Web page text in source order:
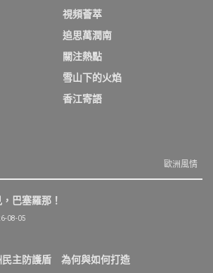
視頻薈萃
追思萬潤南
關注熱點
雪山下的火焰
香江寄語
歐洲風情
巴塞羅那！
08-05
民主防護盾 為何與如何打造